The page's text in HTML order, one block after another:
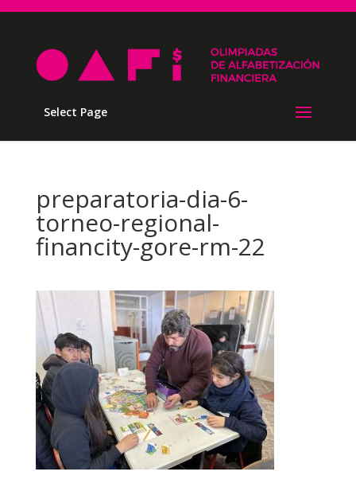
Select Page
preparatoria-dia-6-
torneo-regional-
financity-gore-rm-22